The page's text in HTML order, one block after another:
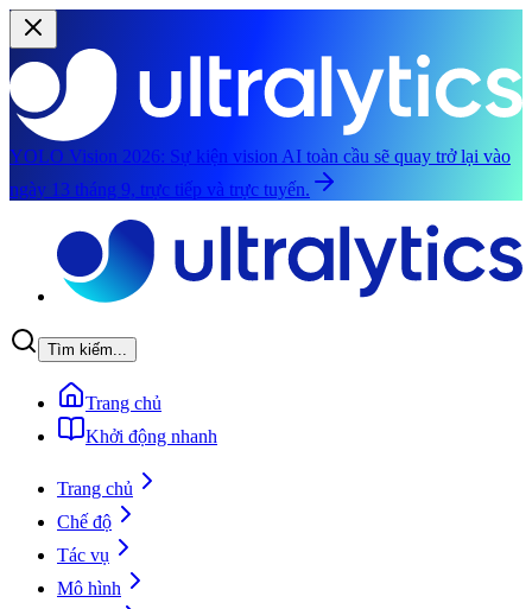
YOLO Vision 2026: Sự kiện vision AI toàn cầu sẽ quay trở lại vào
ngày 13 tháng 9, trực tiếp và trực tuyến.
Tìm kiếm...
Trang chủ
Khởi động nhanh
Trang chủ
Chế độ
Tác vụ
Mô hình